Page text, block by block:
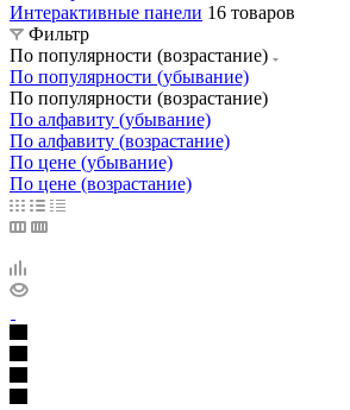
Интерактивные панели 16 товаров
Фильтр
По популярности (возрастание)
По популярности (убывание)
По популярности (возрастание)
По алфавиту (убывание)
По алфавиту (возрастание)
По цене (убывание)
По цене (возрастание)